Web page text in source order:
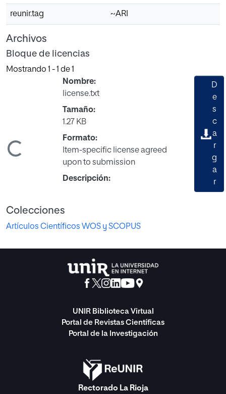
reunir.tag ~ARI
Archivos
Bloque de licencias
Mostrando 1 - 1 de 1
Cargando...
Nombre:
license.txt
Tamaño:
1.27 KB
Formato:
Item-specific license agreed
upon to submission
Descripción:
D
e
s
c
a
r
g
a
r
Colecciones
Artículos Científicos WOS y SCOPUS
UNIR Biblioteca Virtual
Portal de Revistas Científicas
Portal de la Investigación
Rectorado La Rioja